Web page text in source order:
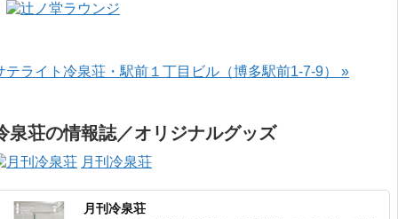
テライト冷泉荘・駅前１丁目ビル（博多駅前1-7-9） »
泉荘の情報誌／オリジナルグッズ
月刊冷泉荘
月刊冷泉荘